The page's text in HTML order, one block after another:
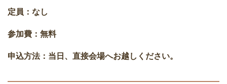
定員：なし
参加費：無料
申込方法：当日、直接会場へお越しください。